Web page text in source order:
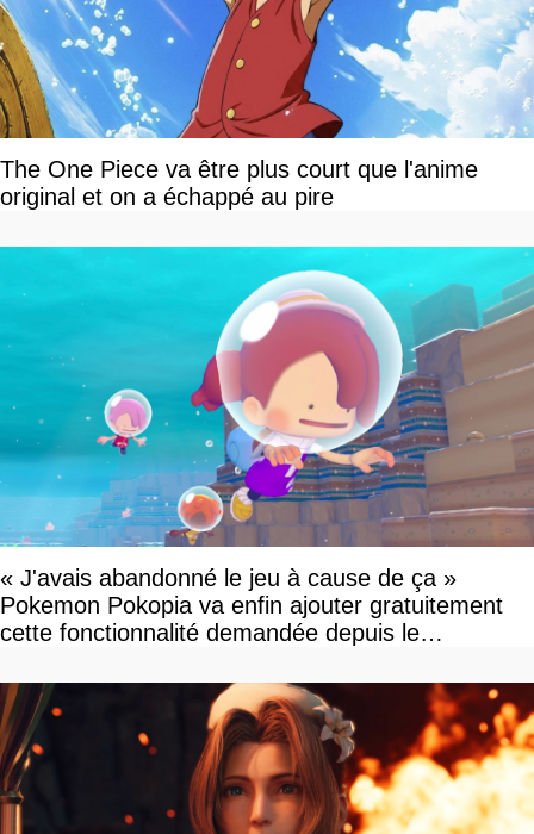
The One Piece va être plus court que l'anime
original et on a échappé au pire
« J'avais abandonné le jeu à cause de ça »
Pokemon Pokopia va enfin ajouter gratuitement
cette fonctionnalité demandée depuis le